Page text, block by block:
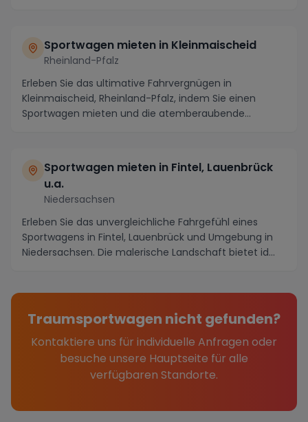
Sportwagen mieten in Kleinmaischeid
Rheinland-Pfalz
Erleben Sie das ultimative Fahrvergnügen in
Kleinmaischeid, Rheinland-Pfalz, indem Sie einen
Sportwagen mieten und die atemberaubende
Sportwagen mieten in Fintel, Lauenbrück
u.a.
Niedersachsen
Erleben Sie das unvergleichliche Fahrgefühl eines
Sportwagens in Fintel, Lauenbrück und Umgebung in
Niedersachsen. Die malerische Landschaft bietet id...
Traumsportwagen nicht gefunden?
Kontaktiere uns für individuelle Anfragen oder
besuche unsere Hauptseite für alle
verfügbaren Standorte.